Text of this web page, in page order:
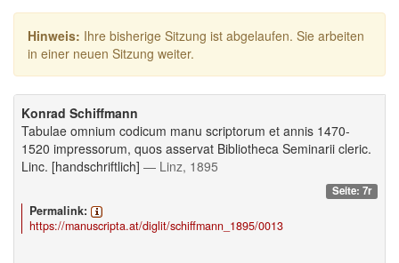
Hinweis: Ihre bisherige Sitzung ist abgelaufen. Sie arbeiten
in einer neuen Sitzung weiter.
Konrad Schiffmann
Tabulae omnium codicum manu scriptorum et annis 1470-
1520 impressorum, quos asservat Bibliotheca Seminarii cleric.
Linc. [handschriftlich] — Linz, 1895
Seite: 7r
Permalink:
https://manuscripta.at/diglit/schiffmann_1895/0013